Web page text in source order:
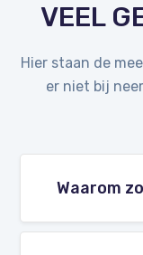
VEEL
Hier staan de
er niet bij
Waarom